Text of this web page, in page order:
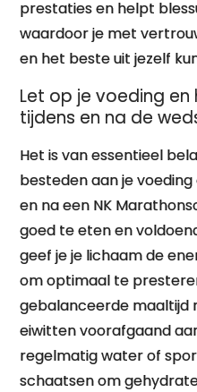
prestaties en helpt
waardoor je met
en het beste uit jezelf
Let op je voeding
tijdens en na de
Het is van essentieel
besteden aan je
en na een NK
goed te eten en
geef je je lichaam de
om optimaal te
gebalanceerde maaltijd
eiwitten voorafgaand
regelmatig water of
schaatsen om